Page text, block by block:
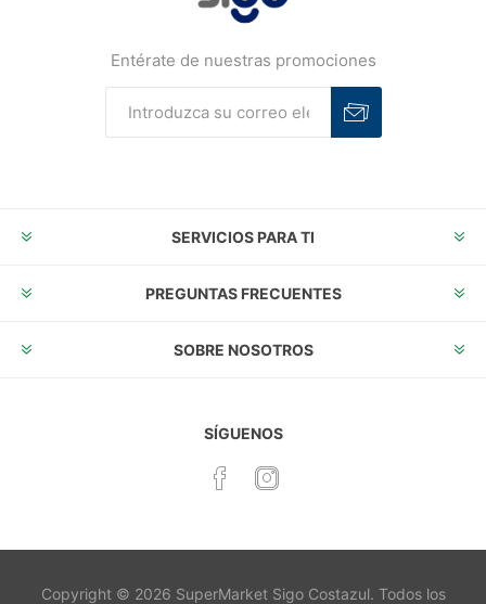
Entérate de nuestras promociones
SERVICIOS PARA TI
PREGUNTAS FRECUENTES
SOBRE NOSOTROS
SÍGUENOS
Copyright © 2026 SuperMarket Sigo Costazul. Todos los